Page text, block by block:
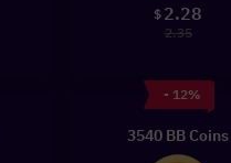
$ 2.28
2.35
- 12%
3540 BB Coins